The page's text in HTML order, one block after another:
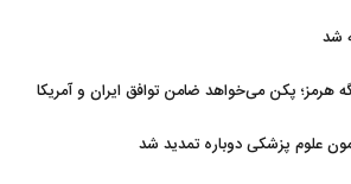
شد
هرمز؛ پکن می‌خواهد ضامن توافق ایران و آمریکا